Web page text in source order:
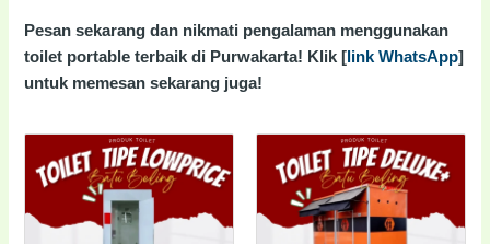
Pesan sekarang dan nikmati pengalaman menggunakan
toilet portable terbaik di Purwakarta! Klik [ link WhatsApp]
untuk memesan sekarang juga!